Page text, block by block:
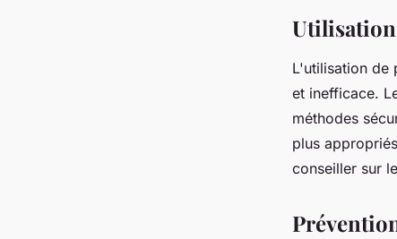
Utilisation
L'utilisation de
et inefficace.
méthodes
plus
conseiller sur